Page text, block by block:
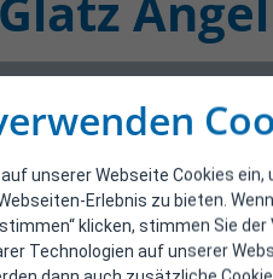
unserer Webseite Cookies ein,
Erlebnis zu bieten.
klicken, stimmen Sie der
Technologien auf unserer